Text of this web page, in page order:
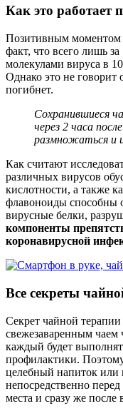
Как это работает
Позитивным моментом
факт, что всего лишь
молекулами вируса в
Однако это не говорит
погибнет.
Сохранившиеся
через 2 часа
размножаться и
Как считают
различных вирусов
кислотности, а также
флавоноиды способны
вирусные белки,
компоненты
коронавирусной
Все секреты
Секрет чайной
свежезаваренным чаем
каждый будет
профилактики.
целебный напиток или
непосредственно
места и сразу же